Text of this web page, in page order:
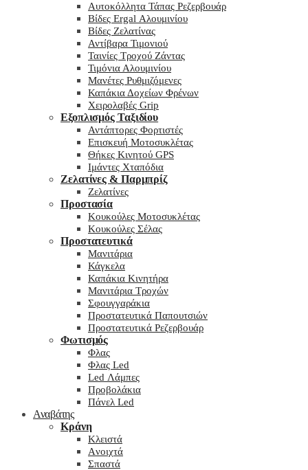
Αυτοκόλλητα Τάπας Ρεζερβουάρ
Βίδες Ergal Αλουμινίου
Βίδες Ζελατίνας
Αντίβαρα Τιμονιού
Ταινίες Τροχού Ζάντας
Τιμόνια Αλουμινίου
Μανέτες Ρυθμιζόμενες
Καπάκια Δοχείων Φρένων
Χειρολαβές Grip
Εξοπλισμός Ταξιδίου
Αντάπτορες Φορτιστές
Επισκευή Μοτοσυκλέτας
Θήκες Κινητού GPS
Ιμάντες Χταπόδια
Ζελατίνες & Παρμπρίζ
Ζελατίνες
Προστασία
Κουκούλες Μοτοσυκλέτας
Κουκούλες Σέλας
Προστατευτικά
Μανιτάρια
Κάγκελα
Καπάκια Κινητήρα
Μανιτάρια Τροχών
Σφουγγαράκια
Προστατευτικά Παπουτσιών
Προστατευτικά Ρεζερβουάρ
Φωτισμός
Φλας
Φλας Led
Led Λάμπες
Προβολάκια
Πάνελ Led
Αναβάτης
Κράνη
Kλειστά
Aνοιχτά
Σπαστά